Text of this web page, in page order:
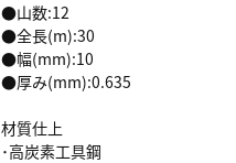
●山数:12
●全長(m):30
●幅(mm):10
●厚み(mm):0.635
材質仕上
･高炭素工具鋼